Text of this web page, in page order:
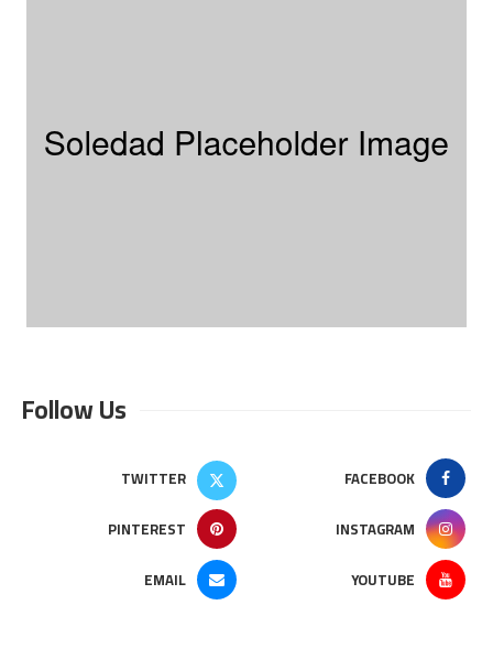
Follow Us
FACEBOOK
TWITTER
INSTAGRAM
PINTEREST
YOUTUBE
EMAIL